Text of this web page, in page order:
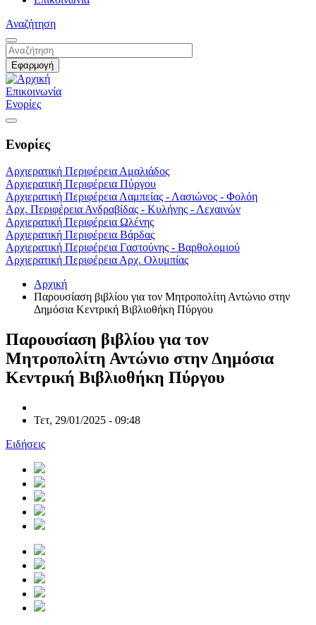
Αναζήτηση
Επικοινωνία
Ενορίες
Ενορίες
Αρχιερατική Περιφέρεια Αμαλιάδος
Αρχιερατική Περιφέρεια Πύργου
Αρχιερατική Περιφέρεια Λαμπείας - Λασιώνος - Φολόη
Αρχ. Περιφέρεια Ανδραβίδας - Κυλήνης - Λεχαινών
Αρχιερατική Περιφέρεια Ωλένης
Αρχιερατική Περιφέρεια Βάρδας
Αρχιερατική Περιφέρεια Γαστούνης - Βαρθολομιού
Αρχιερατική Περιφέρεια Αρχ. Ολυμπίας
Αρχική
Παρουσίαση βιβλίου για τον Μητροπολίτη Αντώνιο στην
Δημόσια Κεντρική Βιβλιοθήκη Πύργου
Παρουσίαση βιβλίου για τον
Μητροπολίτη Αντώνιο στην Δημόσια
Κεντρική Βιβλιοθήκη Πύργου
Τετ, 29/01/2025 - 09:48
Ειδήσεις